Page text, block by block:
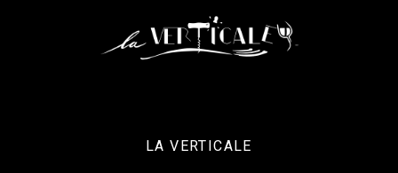
LA VERTICALE